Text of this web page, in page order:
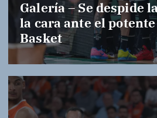
Galería – Se despide
la cara ante el
Basket